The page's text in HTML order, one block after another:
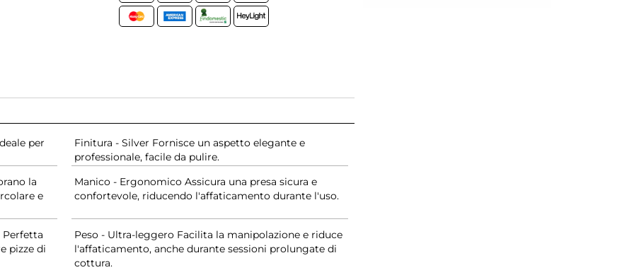
per
Finitura - Silver Fornisce un aspetto elegante e
professionale, facile da pulire.
la
e
Manico - Ergonomico Assicura una presa sicura e
confortevole, riducendo l'affaticamento durante l'uso.
pizze di
Peso - Ultra-leggero Facilita la manipolazione e riduce
l'affaticamento, anche durante sessioni prolungate di
cottura.